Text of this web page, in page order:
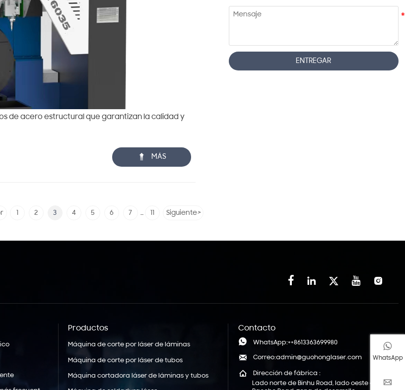
de acero estructural que garantizan la calidad y
 MÁS
1 2 3 4 5 6 7 ... 11 Siguiente>
ENTREGAR
    
Productos
Máquina de corte por láser de láminas
Máquina de corte por láser de tubos
Máquina cortadora láser de láminas y tubos
Contacto
 WhatsApp:++8613363699980
 Correo:admin@guohonglaser.com

Dirección de fábrica :
Lado norte de Binhu Road, lado oeste de

WhatsApp
